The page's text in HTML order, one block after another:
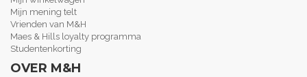
Mijn mening telt
Vrienden van M&H
Maes & Hills loyalty programma
Studentenkorting
OVER M&H